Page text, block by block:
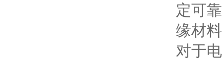
定可靠
缘材料
对于电